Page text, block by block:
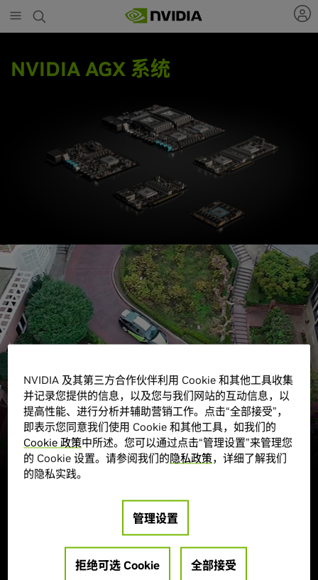
to
main
NVIDIA AGX 系统
自动驾驶汽车
NVIDIA DRIVE™AGX 是一个可扩展式开放平台，可充当自动驾
驶汽车的 AI 大脑。该平台可实现行业领先的性能和低能耗计
算，为开发及生产搭载 AI 且能安全行驶的汽车、卡车、无人驾
驶出租车和班车提供助力。DRIVE AGX 系统完全基于单个架构
NVIDIA DRIVE软件堆栈实现堵车助手的
全自动操作。
NVIDIA 及其第三方合作伙伴利用 Cookie 和其他工具收集
并记录您提供的信息，以及您与我们网站的互动信息，以
提高性能、进行分析并辅助营销工作。点击“全部接受”，
即表示您同意我们使用 Cookie 和其他工具，如我们的
Cookie 政策中所述。您可以通过点击“管理设置”来管理您
的 Cookie 设置。请参阅我们的隐私政策，详细了解我们
的隐私实践。
管理设置
拒绝可选 Cookie 全部接受